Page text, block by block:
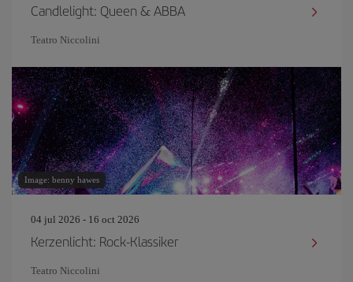
Candlelight: Queen & ABBA
Teatro Niccolini
Image: benny hawes
04 jul 2026 - 16 oct 2026
Kerzenlicht: Rock-Klassiker
Teatro Niccolini